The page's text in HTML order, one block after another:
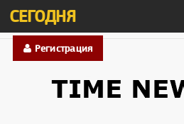
СЕГОДНЯ
Регистрация